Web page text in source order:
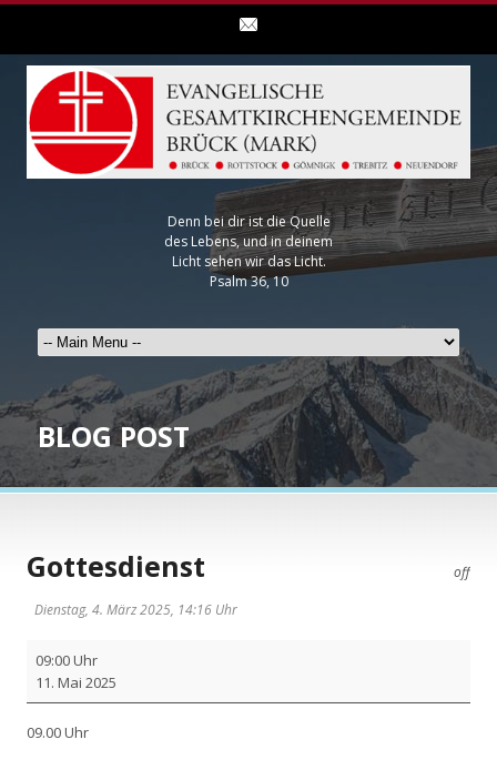
Denn bei dir ist die Quelle
des Lebens, und in deinem
Licht sehen wir das Licht.
Psalm 36, 10
BLOG POST
off
Gottesdienst
Dienstag, 4. März 2025, 14:16 Uhr
tes­
dienst
09:00 Uhr
11. Mai 2025
09.00 Uhr